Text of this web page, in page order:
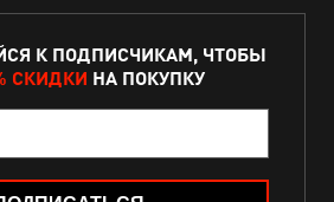
К ПОДПИСЧИКАМ, ЧТОБЫ
СКИДКИ НА ПОКУПКУ